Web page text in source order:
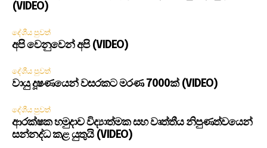
(VIDEO)
දේශීය පුවත්
අපි වෙනුවෙන් අපි (VIDEO)
දේශීය පුවත්
වායු දූෂණයෙන් වසරකට මරණ 7000ක් (VIDEO)
දේශීය පුවත්
ආරක්ෂක හමුදාව විද්‍යාත්මක සහ වෘත්තීය නිපුණත්වයෙන්
සන්නද්ධ කළ යුතුයි (VIDEO)